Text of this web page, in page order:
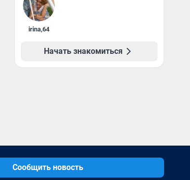
irina,64
Начать знакомиться
Сообщить новость